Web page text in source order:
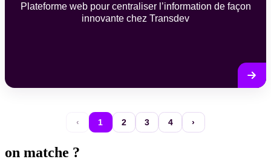
Plateforme web pour centraliser l’information de façon
innovante chez Transdev
‹ 1 2 3 4 ›
on matche ?